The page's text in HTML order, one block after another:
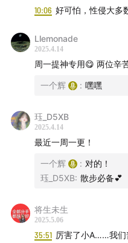
10:06 好可怕，性侵大多
Llemonade
2025.4.14
周一提神专用😋 两位辛
一个辉 : 嘿嘿
珏_D5XB
2025.4.14
最近一周一更！
一个辉 : 对的！
珏_D5XB: 散步必备💕
将生未生
2025.5.06
35:51 厉害了小A……我